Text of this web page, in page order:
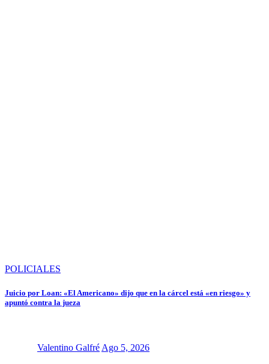
POLICIALES
Juicio por Loan: «El Americano» dijo que en la cárcel está «en riesgo» y
apuntó contra la jueza
Valentino Galfré Ago 5, 2026